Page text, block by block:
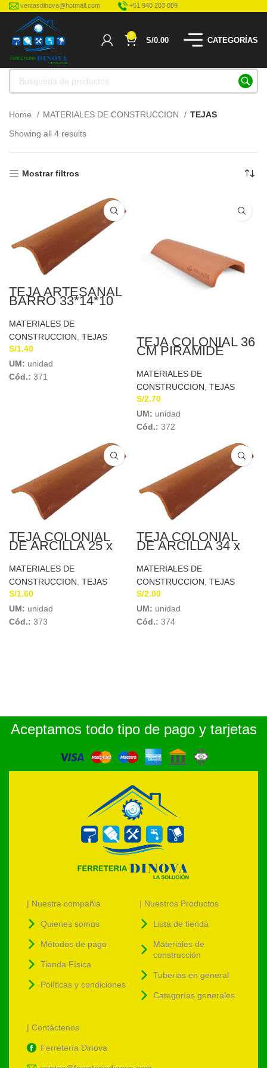
ventasdinova@hotmail.com +51 940 203 089
0
S/0.00 CATEGORÍAS
Home MATERIALES DE CONSTRUCCION
TEJAS
Showing all 4 results
Mostrar filtros
TEJA ARTESANAL
BARRO 33*14*10
MATERIALES DE
CONSTRUCCION TEJAS
S/1.40
UM: unidad
Cód.: 371
TEJA COLONIAL 36
CM PIRAMIDE
MATERIALES DE
CONSTRUCCION TEJAS
S/2.70
UM: unidad
Cód.: 372
TEJA COLONIAL
DE ARCILLA 25 x
16cm FORTALEZA
MATERIALES DE
CONSTRUCCION TEJAS
S/1.60
UM: unidad
Cód.: 373
TEJA COLONIAL
DE ARCILLA 34 x
16cm FORTALEZA
MATERIALES DE
CONSTRUCCION TEJAS
S/2.00
UM: unidad
Cód.: 374
Aceptamos todo tipo de pago y tarjetas
| Nuestra compañia
Quienes somos
Métodos de pago
Tienda Física
Políticas y condiciones
| Nuestros Productos
Lista de tienda
Materiales de
construcción
Tuberias en general
Categorías generales
| Contáctenos
Ferretería Dinova